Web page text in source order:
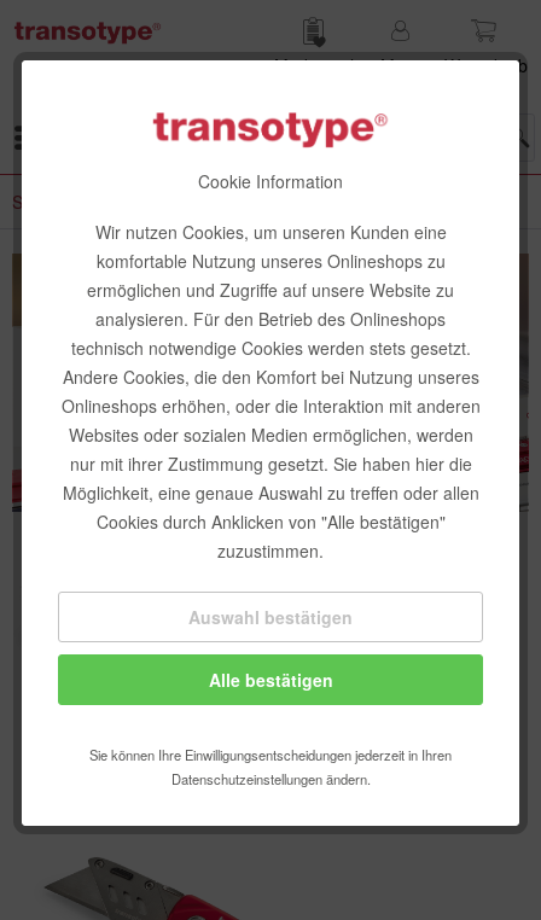
Merk­zettel
Mein
Waren­korb
Cookie Information
Wir nutzen Cookies, um unseren Kunden eine
komfortable Nutzung unseres Onlineshops zu
ermöglichen und Zugriffe auf unsere Website zu
analysieren. Für den Betrieb des Onlineshops
technisch notwendige Cookies werden stets gesetzt.
Andere Cookies, die den Komfort bei Nutzung unseres
Onlineshops erhöhen, oder die Interaktion mit anderen
Websites oder sozialen Medien ermöglichen, werden
nur mit ihrer Zustimmung gesetzt. Sie haben hier die
Möglichkeit, eine genaue Auswahl zu treffen oder allen
Cookies durch Anklicken von "Alle bestätigen"
zuzustimmen.
Technisch erforderlich
Komfortfunktionen
Auswahl bestätigen
Alle bestätigen
Sie können Ihre Einwilligungsentscheidungen jederzeit in Ihren
Datenschutzeinstellungen ändern.
Schneiden, Kleben & Montieren
Schneiden, Kleben
& Montieren